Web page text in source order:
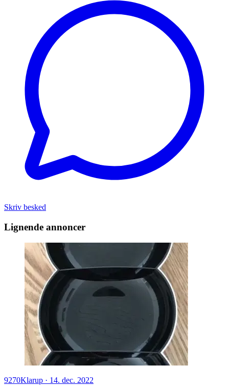
Skriv besked
Lignende annoncer
9270Klarup · 14. dec. 2022